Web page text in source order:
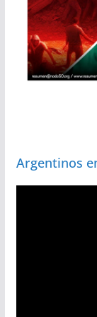
Argentinos